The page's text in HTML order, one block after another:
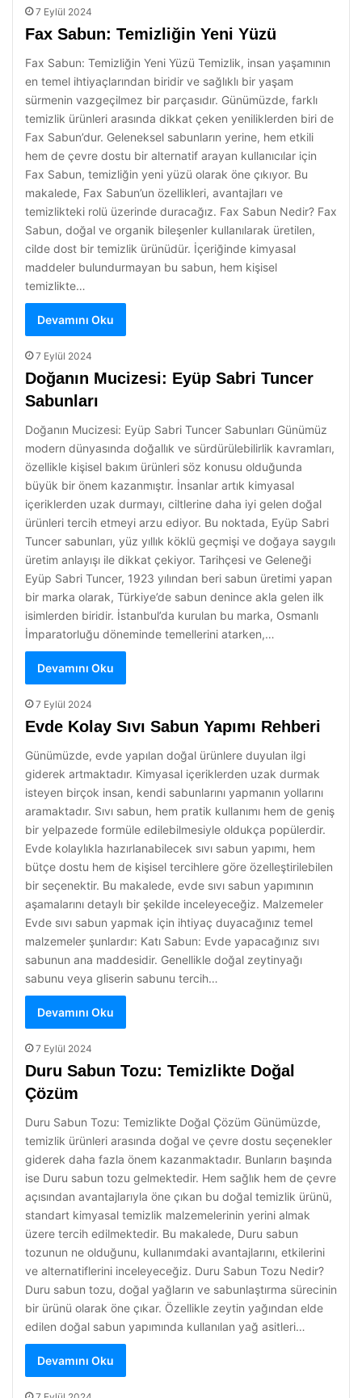
7 Eylül 2024
Fax Sabun: Temizliğin Yeni Yüzü
Fax Sabun: Temizliğin Yeni Yüzü Temizlik, insan yaşamının
en temel ihtiyaçlarından biridir ve sağlıklı bir yaşam
sürmenin vazgeçilmez bir parçasıdır. Günümüzde, farklı
temizlik ürünleri arasında dikkat çeken yeniliklerden biri de
Fax Sabun’dur. Geleneksel sabunların yerine, hem etkili
hem de çevre dostu bir alternatif arayan kullanıcılar için
Fax Sabun, temizliğin yeni yüzü olarak öne çıkıyor. Bu
makalede, Fax Sabun’un özellikleri, avantajları ve
temizlikteki rolü üzerinde duracağız. Fax Sabun Nedir? Fax
Sabun, doğal ve organik bileşenler kullanılarak üretilen,
cilde dost bir temizlik ürünüdür. İçeriğinde kimyasal
maddeler bulundurmayan bu sabun, hem kişisel
temizlikte…
Devamını Oku
7 Eylül 2024
Doğanın Mucizesi: Eyüp Sabri Tuncer
Sabunları
Doğanın Mucizesi: Eyüp Sabri Tuncer Sabunları Günümüz
modern dünyasında doğallık ve sürdürülebilirlik kavramları,
özellikle kişisel bakım ürünleri söz konusu olduğunda
büyük bir önem kazanmıştır. İnsanlar artık kimyasal
içeriklerden uzak durmayı, ciltlerine daha iyi gelen doğal
ürünleri tercih etmeyi arzu ediyor. Bu noktada, Eyüp Sabri
Tuncer sabunları, yüz yıllık köklü geçmişi ve doğaya saygılı
üretim anlayışı ile dikkat çekiyor. Tarihçesi ve Geleneği
Eyüp Sabri Tuncer, 1923 yılından beri sabun üretimi yapan
bir marka olarak, Türkiye’de sabun denince akla gelen ilk
isimlerden biridir. İstanbul’da kurulan bu marka, Osmanlı
İmparatorluğu döneminde temellerini atarken,…
Devamını Oku
7 Eylül 2024
Evde Kolay Sıvı Sabun Yapımı Rehberi
Günümüzde, evde yapılan doğal ürünlere duyulan ilgi
giderek artmaktadır. Kimyasal içeriklerden uzak durmak
isteyen birçok insan, kendi sabunlarını yapmanın yollarını
aramaktadır. Sıvı sabun, hem pratik kullanımı hem de geniş
bir yelpazede formüle edilebilmesiyle oldukça popülerdir.
Evde kolaylıkla hazırlanabilecek sıvı sabun yapımı, hem
bütçe dostu hem de kişisel tercihlere göre özelleştirilebilen
bir seçenektir. Bu makalede, evde sıvı sabun yapımının
aşamalarını detaylı bir şekilde inceleyeceğiz. Malzemeler
Evde sıvı sabun yapmak için ihtiyaç duyacağınız temel
malzemeler şunlardır: Katı Sabun: Evde yapacağınız sıvı
sabunun ana maddesidir. Genellikle doğal zeytinyağı
sabunu veya gliserin sabunu tercih…
Devamını Oku
7 Eylül 2024
Duru Sabun Tozu: Temizlikte Doğal
Çözüm
Duru Sabun Tozu: Temizlikte Doğal Çözüm Günümüzde,
temizlik ürünleri arasında doğal ve çevre dostu seçenekler
giderek daha fazla önem kazanmaktadır. Bunların başında
ise Duru sabun tozu gelmektedir. Hem sağlık hem de çevre
açısından avantajlarıyla öne çıkan bu doğal temizlik ürünü,
standart kimyasal temizlik malzemelerinin yerini almak
üzere tercih edilmektedir. Bu makalede, Duru sabun
tozunun ne olduğunu, kullanımdaki avantajlarını, etkilerini
ve alternatiflerini inceleyeceğiz. Duru Sabun Tozu Nedir?
Duru sabun tozu, doğal yağların ve sabunlaştırma sürecinin
bir ürünü olarak öne çıkar. Özellikle zeytin yağından elde
edilen doğal sabun yapımında kullanılan yağ asitleri…
Devamını Oku